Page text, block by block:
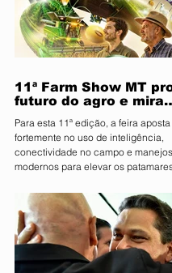
11ª Farm Show MT
futuro do agro e mira
sociedade
Para esta 11ª edição, a feira aposta
fortemente no uso de inteligência,
conectividade no campo e manejos
modernos para elevar os
Primavera do Leste deu o pontapé
uma das maiores vitrines
Centro-Oeste. A organização lançou
oficialmente a 11ª edição da Farm
Consolidada como um ambiente
que movimenta quantias